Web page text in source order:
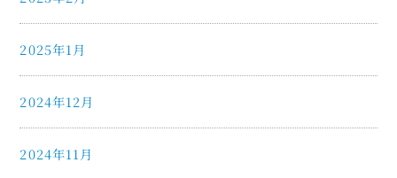
2025年1月
2024年12月
2024年11月